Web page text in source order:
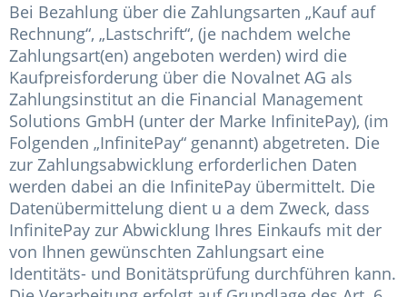
Bei Bezahlung über die Zahlungsarten „Kauf auf
Rechnung“, „Lastschrift“, (je nachdem welche
Zahlungsart(en) angeboten werden) wird die
Kaufpreisforderung über die Novalnet AG als
Zahlungsinstitut an die Financial Management
Solutions GmbH (unter der Marke InfinitePay), (im
Folgenden „InfinitePay“ genannt) abgetreten. Die
zur Zahlungsabwicklung erforderlichen Daten
werden dabei an die InfinitePay übermittelt. Die
Datenübermittelung dient u a dem Zweck, dass
InfinitePay zur Abwicklung Ihres Einkaufs mit der
von Ihnen gewünschten Zahlungsart eine
Identitäts- und Bonitätsprüfung durchführen kann.